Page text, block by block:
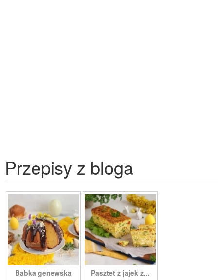
Przepisy z bloga
Babka genewska Pasztet z jajek z...